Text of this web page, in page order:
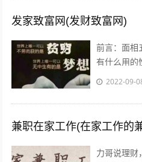
发家致富网(发财致富网)
前言：面相
有什么用的
定命运。有
2022-09-
兼职在家工作(在家工作的
力哥说理财